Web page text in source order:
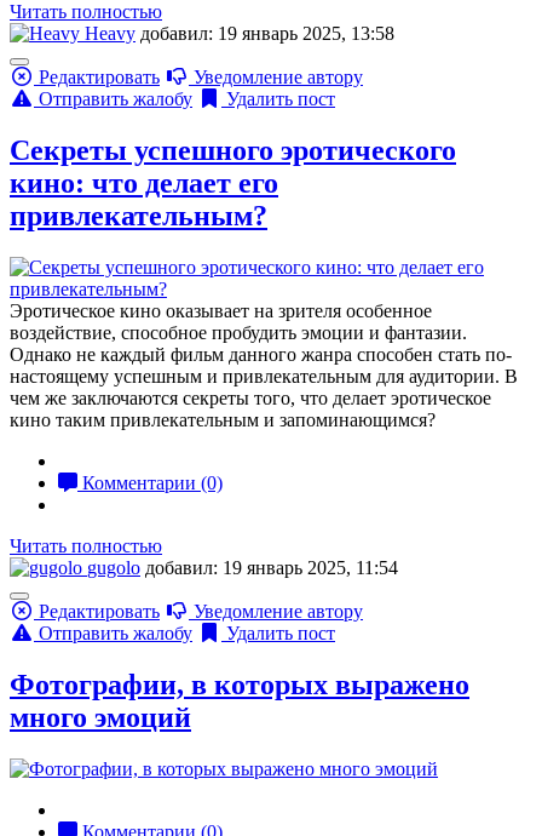
Читать полностью
Heavy добавил: 19 январь 2025, 13:58
Редактировать
Уведомление автору
Отправить жалобу
Удалить пост
Секреты успешного эротического
кино: что делает его
привлекательным?
Эротическое кино оказывает на зрителя особенное
воздействие, способное пробудить эмоции и фантазии.
Однако не каждый фильм данного жанра способен стать по-
настоящему успешным и привлекательным для аудитории. В
чем же заключаются секреты того, что делает эротическое
кино таким привлекательным и запоминающимся?
Комментарии (0)
Читать полностью
gugolo добавил: 19 январь 2025, 11:54
Редактировать
Уведомление автору
Отправить жалобу
Удалить пост
Фотографии, в которых выражено
много эмоций
Комментарии (0)